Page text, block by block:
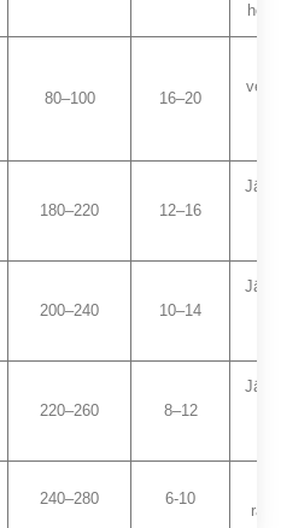
80–100 16–20
180–220 12–16
200–240 10–14
220–260 8–12
240–280 6-10